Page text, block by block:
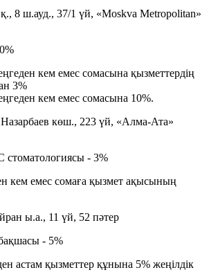
8 ш.ауд., 37/1 үй, «Moskva Metropolitan»
кем емес сомасына қызметтердің
3%
кем емес сомасына 10%.
көш., 223 үй, «Алма-Ата»
- 3%
кем емес сомаға қызмет ақысының
ы.а., 11 үй, 52 пәтер
- 5%
астам қызметтер құнына 5% жеңілдік